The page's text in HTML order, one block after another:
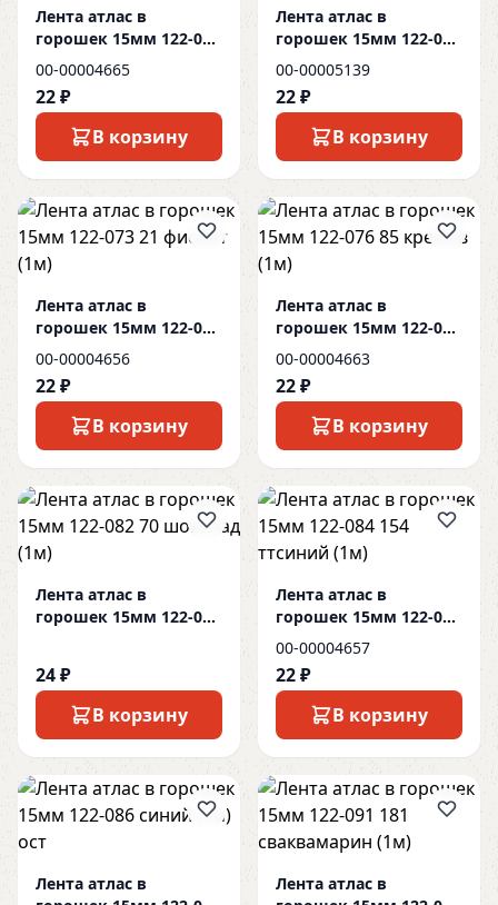
Лента атлас в
горошек 15мм 122-058
33 бордо (1м)
00-00004665
22 ₽
В корзину
Лента атлас в
горошек 15мм 122-071
69 сиренев (1м)
00-00005139
22 ₽
В корзину
Лента атлас в
горошек 15мм 122-073
21 фиолет (1м)
00-00004656
22 ₽
В корзину
Лента атлас в
горошек 15мм 122-076
85 кремов (1м)
00-00004663
22 ₽
В корзину
Лента атлас в
горошек 15мм 122-082
24 ₽
В корзину
Лента атлас в
горошек 15мм 122-084
154 ттсиний (1м)
00-00004657
22 ₽
В корзину
Лента атлас в
Лента атлас в